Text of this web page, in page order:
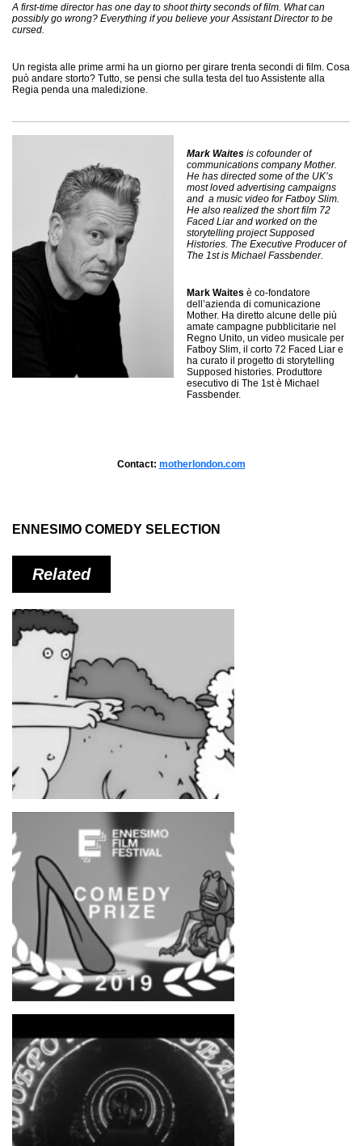
A first-time director has one day to shoot thirty seconds of film. What can
possibly go wrong? Everything if you believe your Assistant Director to be
cursed.
Un regista alle prime armi ha un giorno per girare trenta secondi di film. Cosa
può andare storto? Tutto, se pensi che sulla testa del tuo Assistente alla
Regia penda una maledizione.
Mark Waites is cofounder of
communications company Mother.
He has directed some of the UK’s
most loved advertising campaigns
and a music video for Fatboy Slim.
He also realized the short film 72
Faced Liar and worked on the
storytelling project Supposed
Histories. The Executive Producer of
The 1st is Michael Fassbender.
Mark Waites è co-fondatore
dell’azienda di comunicazione
Mother. Ha diretto alcune delle più
amate campagne pubblicitarie nel
Regno Unito, un video musicale per
Fatboy Slim, il corto 72 Faced Liar e
ha curato il progetto di storytelling
Supposed histories. Produttore
esecutivo di The 1st è Michael
Fassbender.
Contact: motherlondon.com
ENNESIMO COMEDY SELECTION
Related